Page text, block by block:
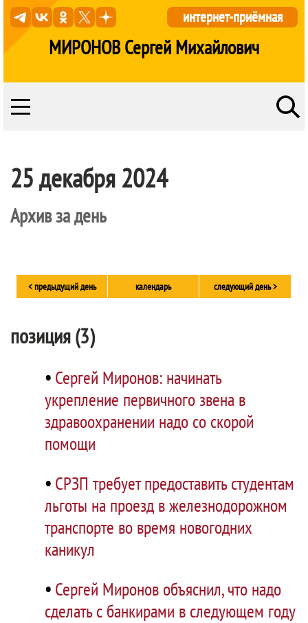
МИРОНОВ Сергей Михайлович
интернет-приёмная
25 декабря 2024
Архив за день
< предыдущий день календарь следующий день >
позиция (3)
• Сергей Миронов: начинать
укрепление первичного звена в
здравоохранении надо со скорой
помощи
• СРЗП требует предоставить студентам
льготы на проезд в железнодорожном
транспорте во время новогодних
каникул
• Сергей Миронов объяснил, что надо
сделать с банкирами в следующем году